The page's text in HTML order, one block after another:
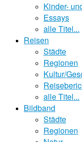
Kinder-
Essays
alle Titel...
Reisen
Städte
Regionen
Kultur/
alle Titel...
Bildband
Städte
Regionen